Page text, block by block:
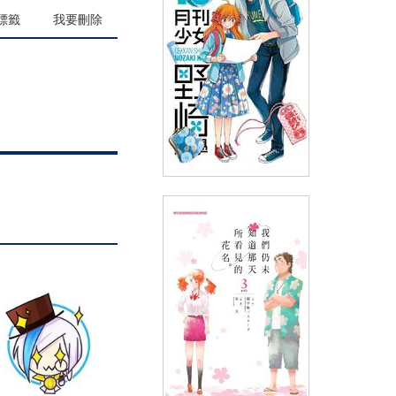
籤 我要刪除
90折 NT$126 (USD 4.18)